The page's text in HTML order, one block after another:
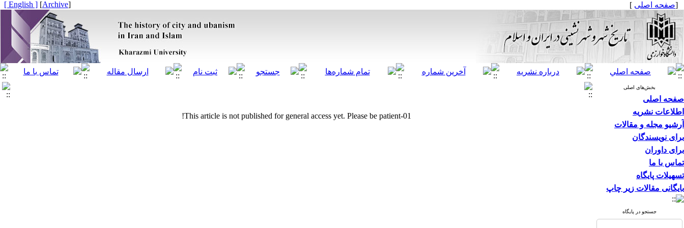
[صفحه اصلی ]
[
Archive
]
[ English ]
بخش‌های اصلی
صفحه اصلی
اطلاعات نشریه
آرشیو مجله و مقالات
برای نویسندگان
برای داوران
تماس با ما
تسهیلات پایگاه
بایگانی مقالات زیر چاپ
جستجو در پایگاه
This article is not published for general access yet. Please be patient-01!